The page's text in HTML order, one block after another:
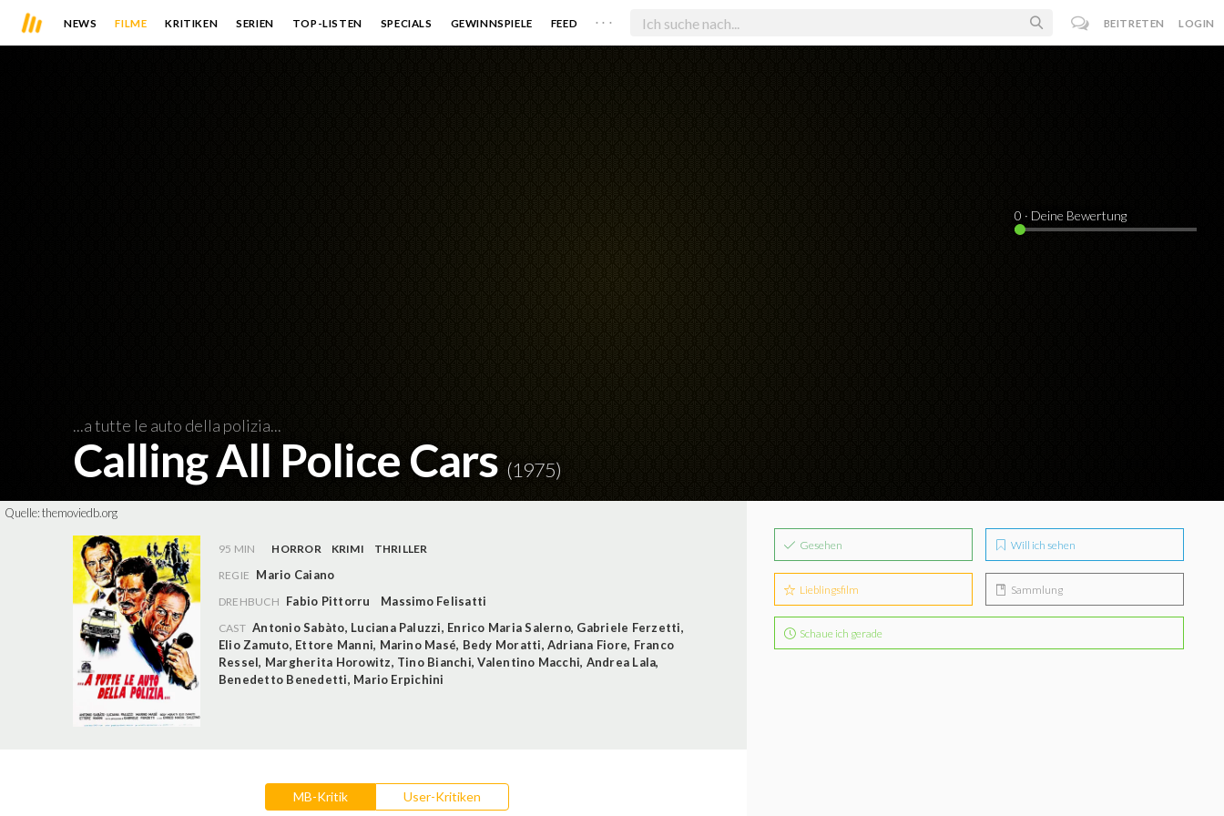
NEWS FILME KRITIKEN SERIEN TOP-LISTEN SPECIALS GEWINNSPIELE FEED . . . BEITRETEN LOGIN
...a tutte le auto della polizia...
Calling All Police Cars (1975)
0 · Deine Bewertung
Quelle:themoviedb.org
95 MIN HORROR KRIMI
THRILLER
REGIE Mario Caiano
DREHBUCH Fabio Pittorru Massimo Felisatti
CAST Antonio Sabàto, Luciana Paluzzi, Enrico Maria Salerno, Gabriele Ferzetti,
Elio Zamuto, Ettore Manni, Marino Masé, Bedy Moratti, Adriana Fiore, Franco
Ressel, Margherita Horowitz, Tino Bianchi,Valentino Macchi, Andrea Lala,
Benedetto Benedetti, Mario Erpichini
MB-Kritik User-Kritiken
Gesehen Will ich sehen
Lieblingsfilm Sammlung
Schaue ich gerade